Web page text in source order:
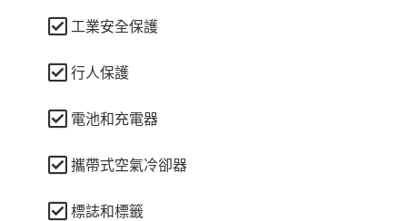
工業安全保護
行人保護
電池和充電器
攜帶式空氣冷卻器
標誌和標籤